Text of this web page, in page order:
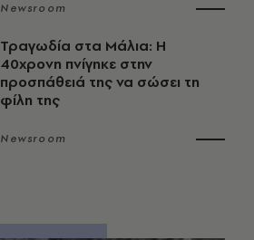
Newsroom
Τραγωδία στα Μάλια: Η
40χρονη πνίγηκε στην
προσπάθειά της να σώσει τη
φίλη της
Newsroom